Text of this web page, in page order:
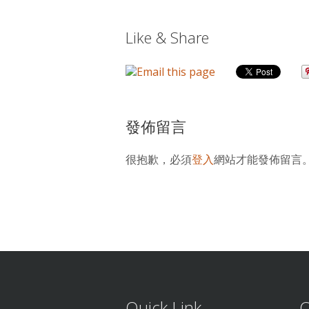
Like & Share
發佈留言
很抱歉，必須登入網站才能發佈留言